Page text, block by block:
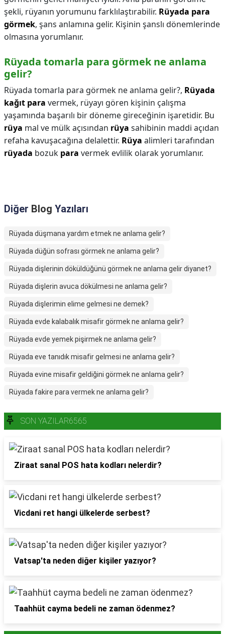
şekli, rüyanın yorumunu farklılaştırabilir. Rüyada para
görmek, şans anlamına gelir. Kişinin şanslı dönemlerinde
olmasına yorumlanır.
Rüyada tomarla para görmek ne anlama
gelir?
Rüyada tomarla para görmek ne anlama gelir?, Rüyada
kağıt para vermek, rüyayı gören kişinin çalışma
yaşamında başarılı bir döneme gireceğinin işaretidir. Bu
rüya mal ve mülk açısından rüya sahibinin maddi açıdan
refaha kavuşacağına delalettir. Rüya alimleri tarafından
rüyada bozuk para vermek evlilik olarak yorumlanır.
Diğer Blog Yazıları
Rüyada düşmana yardım etmek ne anlama gelir?
Rüyada düğün sofrası görmek ne anlama gelir?
Rüyada dişlerinin döküldüğünü görmek ne anlama gelir diyanet?
Rüyada dişlerin avuca dökülmesi ne anlama gelir?
Rüyada dişlerimin elime gelmesi ne demek?
Rüyada evde kalabalık misafir görmek ne anlama gelir?
Rüyada evde yemek pişirmek ne anlama gelir?
Rüyada eve tanıdık misafir gelmesi ne anlama gelir?
Rüyada evine misafir geldiğini görmek ne anlama gelir?
Rüyada fakire para vermek ne anlama gelir?
SON YAZILAR6565
Ziraat sanal POS hata kodları nelerdir?
Vicdani ret hangi ülkelerde serbest?
Vatsap'ta neden diğer kişiler yazıyor?
Taahhüt cayma bedeli ne zaman ödenmez?